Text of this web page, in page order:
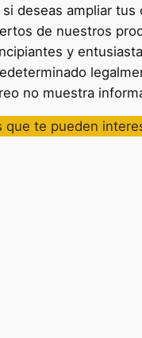
deseas ampliar
de nuestros
y
no muestra
que te pueden